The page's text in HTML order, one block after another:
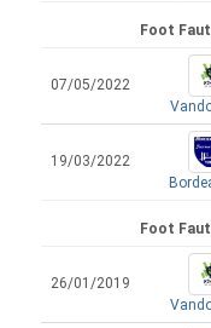
Foot
07/05/2022
19/03/2022
Foot
26/01/2019